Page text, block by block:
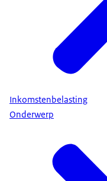
Inkomstenbelasting
Onderwerp